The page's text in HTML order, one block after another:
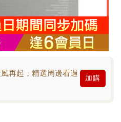
再起，精選周邊看過
加購